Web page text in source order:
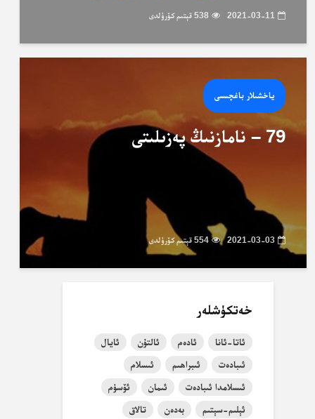
2021-03-11 538 قېتىم كۆرۈلدى
ياخشىلار باغچىسى
79 – نامازنىڭ پەزىلىتى
2021-03-03 554 قېتىم كۆرۈلدى
خەتكۈشلەر
ئاتا-ئانا ئادەم ئالتۇن
ئايال
ئىبادەت
ئىبراھىم
ئىسلام
ئىسلامدا ئىبادەت
ئىمان
ئۆسۈم
ئېلىم-سېتىم
بەدەن تالاق